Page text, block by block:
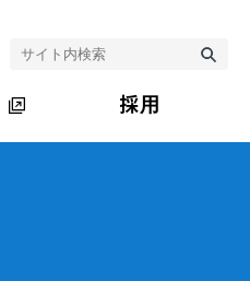
採用